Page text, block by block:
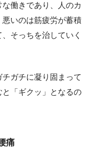
働きであり、人のカ
いのは筋疲労が蓄積
そっちを治していく
ガチに凝り固まって
「ギクッ」となるの
痛